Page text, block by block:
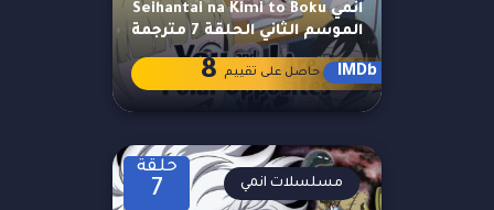
انمي Seihantai na Kimi to Boku
الموسم الثاني الحلقة 7 مترجمة
IMDb حاصل على تقييم 8
حلقة
7 مسلسلات انمي